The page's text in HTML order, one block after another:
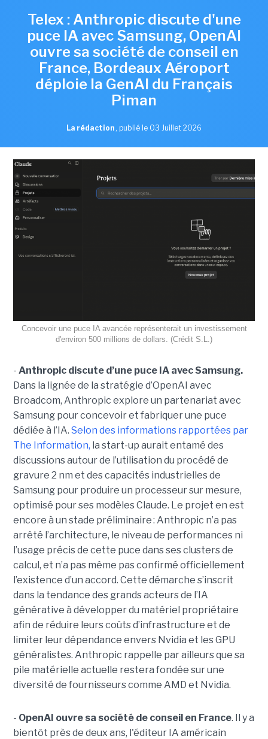
Telex : Anthropic discute d'une
puce IA avec Samsung, OpenAI
ouvre sa société de conseil en
France, Bordeaux Aéroport
déploie la GenAI du Français
Piman
La rédaction , publié le 03 Juillet 2026
Concevoir une puce IA avancée représenterait un investissement
d'environ 500 millions de dollars. (Crédit S.L.)
- Anthropic discute d’une puce IA avec Samsung.
Dans la lignée de la stratégie d’OpenAI avec
Broadcom, Anthropic explore un partenariat avec
Samsung pour concevoir et fabriquer une puce
dédiée à l’IA. Selon des informations rapportées par
The Information, la start-up aurait entamé des
discussions autour de l’utilisation du procédé de
gravure 2 nm et des capacités industrielles de
Samsung pour produire un processeur sur mesure,
optimisé pour ses modèles Claude. Le projet en est
encore à un stade préliminaire : Anthropic n’a pas
arrêté l’architecture, le niveau de performances ni
l’usage précis de cette puce dans ses clusters de
calcul, et n’a pas même pas confirmé officiellement
l’existence d’un accord. Cette démarche s’inscrit
dans la tendance des grands acteurs de l’IA
générative à développer du matériel propriétaire
afin de réduire leurs coûts d’infrastructure et de
limiter leur dépendance envers Nvidia et les GPU
généralistes. Anthropic rappelle par ailleurs que sa
pile matérielle actuelle restera fondée sur une
diversité de fournisseurs comme AMD et Nvidia.
- OpenAI ouvre sa société de conseil en France. Il y a
bientôt près de deux ans, l'éditeur IA américain